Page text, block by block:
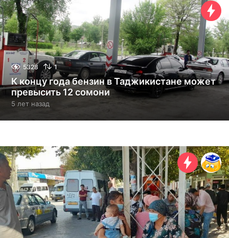
с
я
ц
н
а
з
а
д
5328 1
К концу года бензин в Таджикистане может
превысить 12 сомони
5 лет назад
е
а
д